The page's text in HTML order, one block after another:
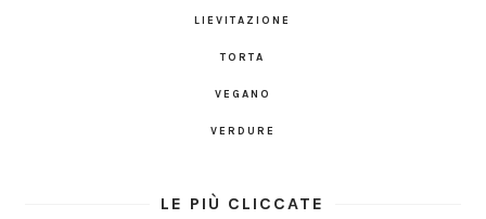
LIEVITAZIONE
TORTA
VEGANO
VERDURE
LE PIÙ CLICCATE